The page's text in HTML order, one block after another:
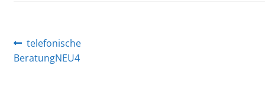
Beitragsnavigation
Vorheriger
Beitrag:
telefonische
BeratungNEU4